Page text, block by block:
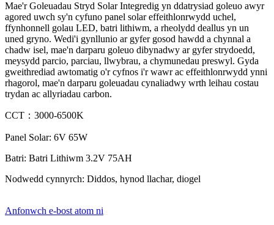
Mae'r Goleuadau Stryd Solar Integredig yn ddatrysiad goleuo awyr
agored uwch sy'n cyfuno panel solar effeithlonrwydd uchel,
ffynhonnell golau LED, batri lithiwm, a rheolydd deallus yn un
uned gryno. Wedi'i gynllunio ar gyfer gosod hawdd a chynnal a
chadw isel, mae'n darparu goleuo dibynadwy ar gyfer strydoedd,
meysydd parcio, parciau, llwybrau, a chymunedau preswyl. Gyda
gweithrediad awtomatig o'r cyfnos i'r wawr ac effeithlonrwydd ynni
rhagorol, mae'n darparu goleuadau cynaliadwy wrth leihau costau
trydan ac allyriadau carbon.
CCT：3000-6500K
Panel Solar: 6V 65W
Batri: Batri Lithiwm 3.2V 75AH
Nodwedd cynnyrch: Diddos, hynod llachar, diogel
Anfonwch e-bost atom ni